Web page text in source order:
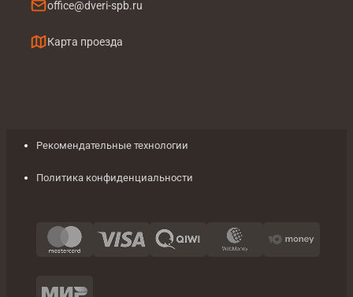
office@dveri-spb.ru
Карта проезда
Рекомендательные технологии
Политика конфиденциальности